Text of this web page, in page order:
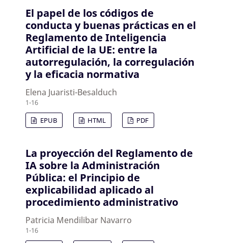
El papel de los códigos de
conducta y buenas prácticas en el
Reglamento de Inteligencia
Artificial de la UE: entre la
autorregulación, la corregulación
y la eficacia normativa
Elena Juaristi-Besalduch
1-16
EPUB
HTML PDF
La proyección del Reglamento de
IA sobre la Administración
Pública: el Principio de
explicabilidad aplicado al
procedimiento administrativo
Patricia Mendilibar Navarro
1-16